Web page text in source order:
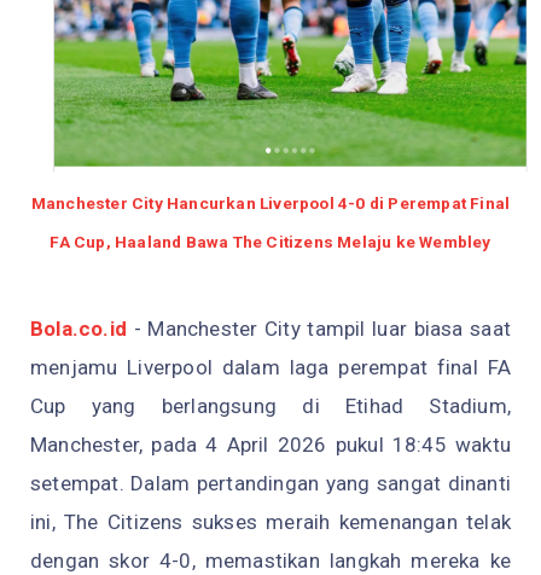
Manchester City Hancurkan Liverpool 4-0 di Perempat Final
FA Cup, Haaland Bawa The Citizens Melaju ke Wembley
Bola.co.id - Manchester City tampil luar biasa saat
menjamu Liverpool dalam laga perempat final FA
Cup yang berlangsung di Etihad Stadium,
Manchester, pada 4 April 2026 pukul 18:45 waktu
setempat. Dalam pertandingan yang sangat dinanti
ini, The Citizens sukses meraih kemenangan telak
dengan skor 4-0, memastikan langkah mereka ke